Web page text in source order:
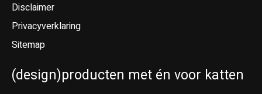
Disclaimer
Privacyverklaring
Sitemap
(design)producten met én voor katten